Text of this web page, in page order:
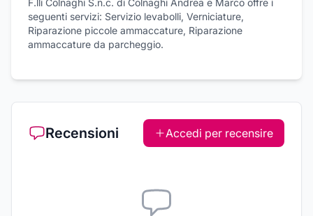
F.lli Colnaghi S.n.c. di Colnaghi Andrea e Marco offre i
seguenti servizi: Servizio levabolli, Verniciature,
Riparazione piccole ammaccature, Riparazione
ammaccature da parcheggio.
Recensioni Accedi per recensire